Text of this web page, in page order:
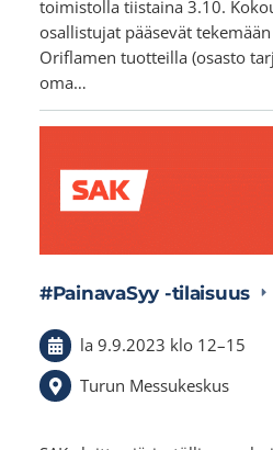
toimistolla tiistaina 3.10.
osallistujat pääsevät
Oriflamen tuotteilla (osasto
oma…
#PainavaSyy -tilaisuus
la 9.9.2023 klo 12–15
Turun Messukeskus